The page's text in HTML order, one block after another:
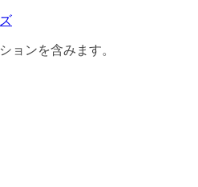
ョンを含みます。